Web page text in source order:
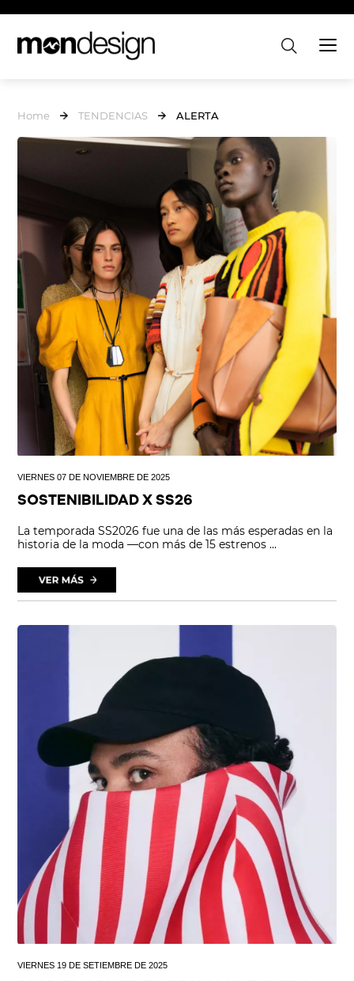
Home TENDENCIAS ALERTA
VIERNES 07 DE NOVIEMBRE DE 2025
SOSTENIBILIDAD X SS26
La temporada SS2026 fue una de las más esperadas en la
historia de la moda —con más de 15 estrenos ...
VIERNES 19 DE SETIEMBRE DE 2025